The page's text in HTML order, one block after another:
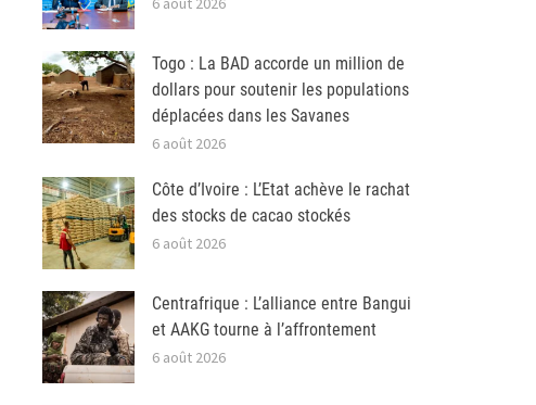
Togo : La BAD accorde un million de
dollars pour soutenir les populations
déplacées dans les Savanes
6 août 2026
Côte d’Ivoire : L’Etat achève le rachat
des stocks de cacao stockés
6 août 2026
Centrafrique : L’alliance entre Bangui
et AAKG tourne à l’affrontement
6 août 2026